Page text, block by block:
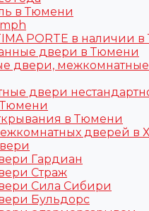
в Тюмени
PORTE в наличии
двери в Тюмени
двери,
двери
в Тюмени
дверей
Гардиан
Страж
Сила Сибири
Бульдорс